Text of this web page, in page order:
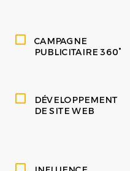
CAMPAGNE
PUBLICITAIRE 360°
DÉVELOPPEMENT
DE SITE WEB